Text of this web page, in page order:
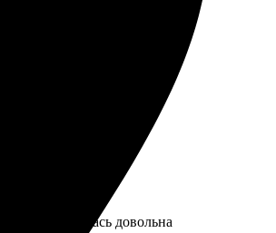
простым и быстрым.
Осталась довольна